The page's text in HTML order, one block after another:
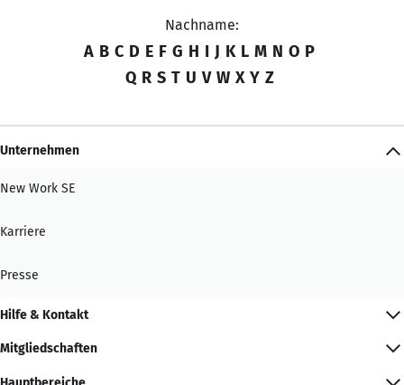
Nachname:
A B C D E F G H I J K L M N O P
Q R S T U V W X Y Z
Unternehmen
New Work SE
Karriere
Presse
Hilfe & Kontakt
Mitgliedschaften